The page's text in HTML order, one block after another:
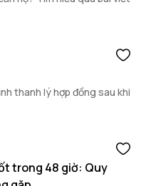
thanh lý hợp đồng sau khi
trong 48 giờ: Quy